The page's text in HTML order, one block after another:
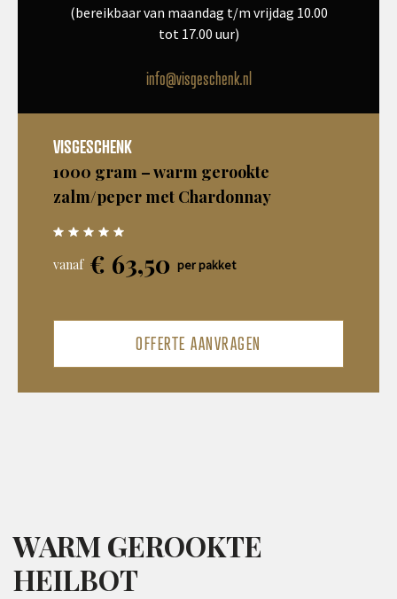
(bereikbaar van maandag t/m vrijdag 10.00
tot 17.00 uur)
info@visgeschenk.nl
VISGESCHENK
1000 gram – warm gerookte
zalm/peper met Chardonnay
vanaf € 63,50 per pakket
OFFERTE AANVRAGEN
WARM GEROOKTE
HEILBOT